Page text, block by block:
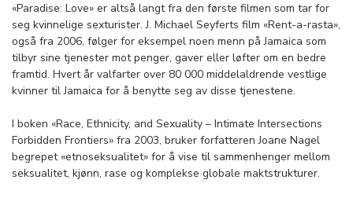
«Paradise: Love» er altså langt fra den første filmen som tar for
seg kvinnelige sexturister. J. Michael Seyferts film «Rent-a-rasta»,
også fra 2006, følger for eksempel noen menn på Jamaica som
tilbyr sine tjenester mot penger, gaver eller løfter om en bedre
framtid. Hvert år valfarter over 80 000 middelaldrende vestlige
kvinner til Jamaica for å benytte seg av disse tjenestene.
I boken «Race, Ethnicity, and Sexuality – Intimate Intersections
Forbidden Frontiers» fra 2003, bruker forfatteren Joane Nagel
begrepet «etnoseksualitet» for å vise til sammenhenger mellom
seksualitet, kjønn, rase og komplekse globale maktstrukturer.